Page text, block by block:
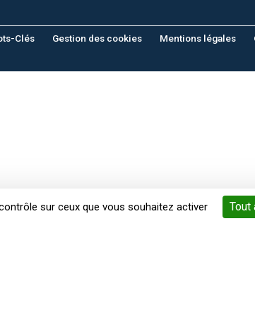
sur ceux que vous souhaitez activer Tout
Clés Gestion des cookies Mentions légales